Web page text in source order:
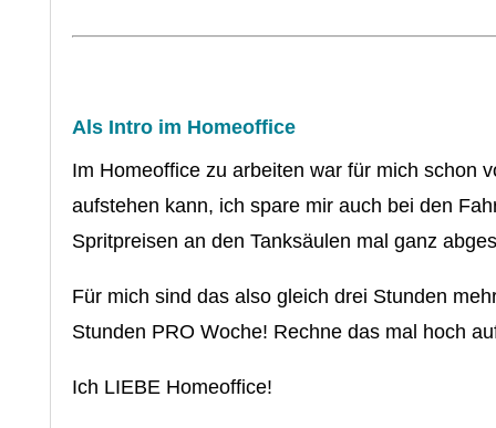
Als Intro im Homeoffice
Im Homeoffice zu arbeiten war für mich schon
aufstehen kann, ich spare mir auch bei den
Spritpreisen an den Tanksäulen mal ganz
Für mich sind das also gleich drei Stunden
Stunden PRO Woche! Rechne das mal hoch
Ich LIEBE Homeoffice!